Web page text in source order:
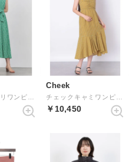
Cheek
￥10,450